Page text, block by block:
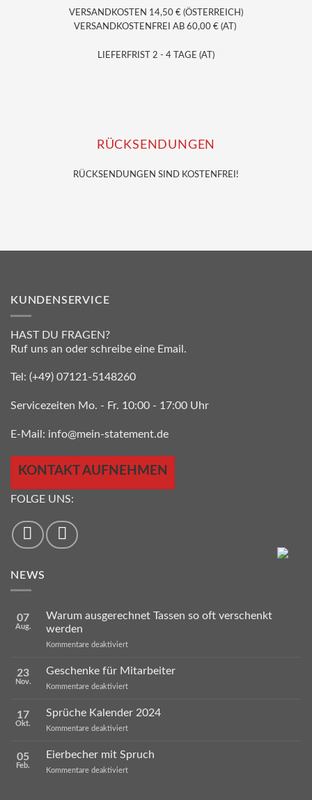
VERSANDKOSTEN 14,50 € (ÖSTERREICH)
VERSANDKOSTENFREI AB 60,00 € (AT)
LIEFERFRIST 2 - 4 TAGE (AT)
RÜCKSENDUNGEN
RÜCKSENDUNGEN SIND KOSTENFREI!
KUNDENSERVICE
HAST DU FRAGEN?
Ruf uns an oder schreibe eine Email.
Tel: (+49) 07121-5148260
Servicezeiten Mo. - Fr. 10:00 - 17:00 Uhr
E-Mail: info@mein-statement.de
KONTAKT AUFNEHMEN
FOLGE UNS:
NEWS
07
Aug.
Warum ausgerechnet Tassen so oft verschenkt
werden
Kommentare deaktiviertfür
Tassen
werden
23
Nov.
Geschenke für Mitarbeiter
Kommentare deaktiviertfür
Mitarbeiter
17
Okt.
Sprüche Kalender 2024
Kommentare deaktiviertfür
2024
05
Feb.
Eierbecher mit Spruch
Kommentare deaktiviertfür